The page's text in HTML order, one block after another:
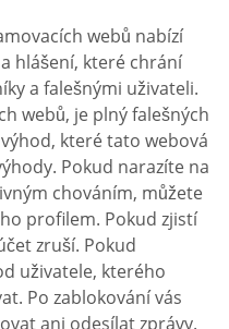
webů nabízí
hlášení, které chrání
a falešnými uživateli.
webů, je plný falešných
které tato webová
Pokud narazíte na
chováním, můžete
profilem. Pokud zjistí
zruší. Pokud
uživatele, kterého
Po zablokování vás
ani odesílat zprávy.